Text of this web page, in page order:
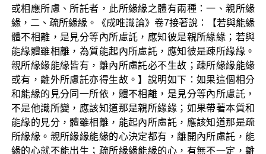
或相應所慮、所託者，此所緣緣之體有兩種：一、親所緣
緣，二、疏所緣緣。《成唯識論》卷7接著說：【若與能緣
體不相離，是見分等內所慮託，應知彼是親所緣緣；若與
能緣體雖相離，為質能起內所慮託，應知彼是疎所緣緣。
親所緣緣能緣皆有，離內所慮託必不生故；疎所緣緣能緣
或有，離外所慮託亦得生故。】說明如下：如果這個相分
和能緣的見分同一所依，體不相離，是見分等內所慮託，
不是他識所變，應該知道那是親所緣緣；如果帶著本質和
能緣的見分，體雖相離，能起內所慮託，應該知道那是疏
所緣緣。親所緣緣能緣的心決定都有，離開內所慮託，能
緣的心就不能出生；疏所緣緣能緣的心，有無不一定，離